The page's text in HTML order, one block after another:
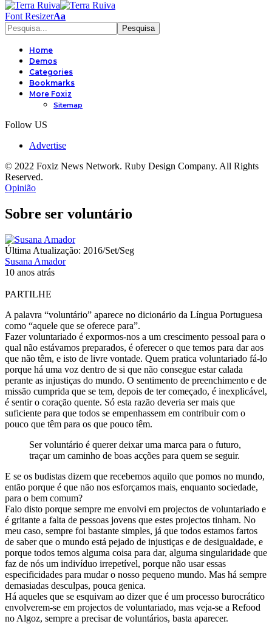
Font ResizerAa
Home
Demos
Categories
Bookmarks
More Foxiz
Sitemap
Follow US
Advertise
© 2022 Foxiz News Network. Ruby Design Company. All Rights
Reserved.
Opinião
Sobre ser voluntário
Última Atualização: 2016/Set/Seg
Susana Amador
10 anos atrás
PARTILHE
A palavra “voluntário” aparece no dicionário da Língua Portuguesa
como “aquele que se oferece para”.
Fazer voluntariado é expormos-nos a um crescimento pessoal para o
qual não estávamos preparados, é oferecer o que temos para dar aos
que não têm, e isto de livre vontade. Quem pratica voluntariado fá-lo
porque há uma voz dentro de si que não consegue estar calada
perante as injustiças do mundo. O sentimento de preenchimento e de
missão cumprida que se tem, depois de ter começado, é inexplicável,
é sentir o coração quente. Só esta razão deveria ser mais que
suficiente para que todos se empenhassem em contribuir com o
pouco que têm para os que pouco têm.
Ser voluntário é querer deixar uma marca para o futuro,
traçar um caminho de boas acções para quem se seguir.
E se os budistas dizem que recebemos aquilo que pomos no mundo,
então porque é que não nos esforçamos mais, enquanto sociedade,
para o bem comum?
Falo disto porque sempre me envolvi em projectos de voluntariado e
é gritante a falta de pessoas jovens que estes projectos tinham. No
meu caso, sempre foi bastante simples, já que todos estamos fartos
de saber que o mundo está pejado de injustiças e de desigualdade, e
porque todos temos alguma coisa para dar, alguma singularidade que
faz de nós um indivíduo irrepetível, porque não usar essas
especificidades para mudar o nosso pequeno mundo. Mas há sempre
demasiadas desculpas, pouca genica.
Há aqueles que se esquivam ao dizer que é um processo burocrático
envolverem-se em projectos de voluntariado, mas veja-se a Refood
no Algoz, sempre a precisar de voluntários, basta aparecer.